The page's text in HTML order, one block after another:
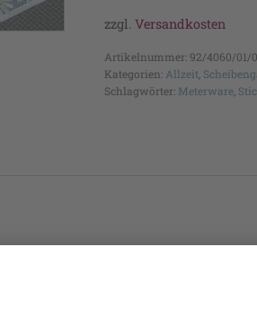
zzgl. Versandkosten
Artikelnummer: 92/4060/01/
Kategorien: Allzeit,
Schlagwörter: Meterware,